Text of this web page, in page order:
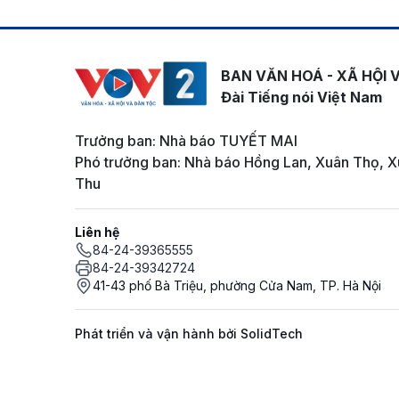
BAN VĂN HOÁ - XÃ HỘI
Đài Tiếng nói Việt Nam
Trưởng ban: Nhà báo TUYẾT MAI
Phó trưởng ban: Nhà báo Hồng Lan, Xuân Thọ,
Thu
Liên hệ
84-24-39365555
84-24-39342724
41-43 phố Bà Triệu, phường Cửa Nam, TP. Hà Nội
Phát triển và vận hành bởi SolidTech